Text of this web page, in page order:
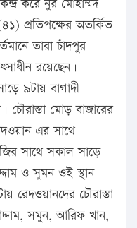
করে নুর মোহাম্মদ
প্রতিপক্ষের অতর্কিত
তারা চাঁদপুর
রয়েছেন।
৯টায় বাগাদী
চৌরাস্তা মোড় বাজারের
এর সাথে
সাথে সকাল সাড়ে
ও সুমন ওই স্থান
রেদওয়ানদের চৌরাস্তা
সমুন, আরিফ খান,